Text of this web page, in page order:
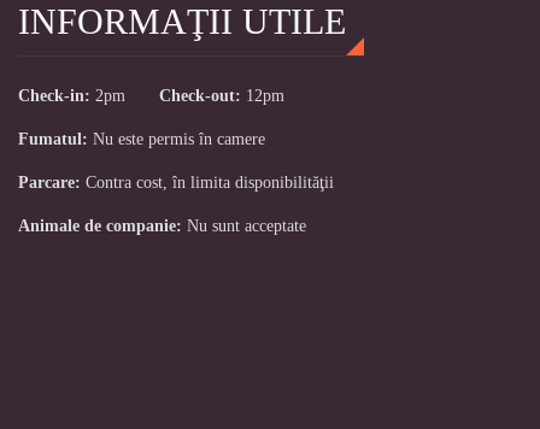
INFORMAŢII UTILE
Check-in: 2pm Check-out: 12pm
Fumatul: Nu este permis în camere
Parcare: Contra cost, în limita disponibilităţii
Animale de companie: Nu sunt acceptate